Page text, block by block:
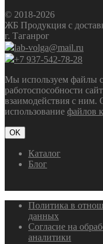
© 2018-2026
ЖБ Продукция с
г. Таганрог
lab-volga@mail.ru
+7 937-542-78-28
Мы используем файлы
работоспособности
взаимодействия с ним.
использование файлов
OK
Каталог
Блог
Политика в
данных
Согласие на
аналитики